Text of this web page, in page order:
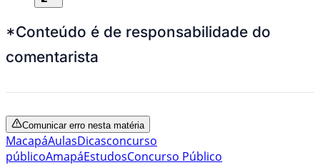
*Conteúdo é de responsabilidade do
comentarista
Comunicar erro nesta matéria
MacapáAulasDicasconcurso
públicoAmapáEstudosConcurso Público